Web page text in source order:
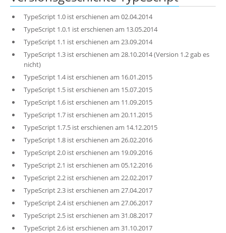
TypeScript 1.0 ist erschienen am 02.04.2014
TypeScript 1.0.1 ist erschienen am 13.05.2014
TypeScript 1.1 ist erschienen am 23.09.2014
TypeScript 1.3 ist erschienen am 28.10.2014 (Version 1.2 gab es
nicht)
TypeScript 1.4 ist erschienen am 16.01.2015
TypeScript 1.5 ist erschienen am 15.07.2015
TypeScript 1.6 ist erschienen am 11.09.2015
TypeScript 1.7 ist erschienen am 20.11.2015
TypeScript 1.7.5 ist erschienen am 14.12.2015
TypeScript 1.8 ist erschienen am 26.02.2016
TypeScript 2.0 ist erschienen am 19.09.2016
TypeScript 2.1 ist erschienen am 05.12.2016
TypeScript 2.2 ist erschienen am 22.02.2017
TypeScript 2.3 ist erschienen am 27.04.2017
TypeScript 2.4 ist erschienen am 27.06.2017
TypeScript 2.5 ist erschienen am 31.08.2017
TypeScript 2.6 ist erschienen am 31.10.2017